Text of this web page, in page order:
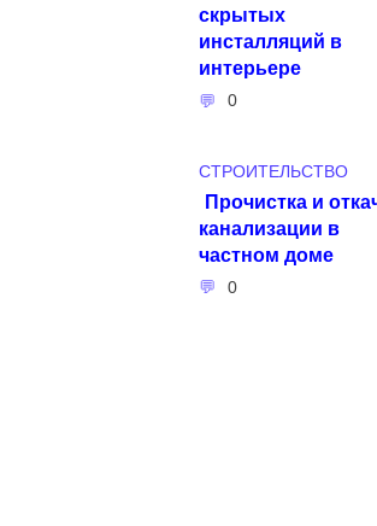
скрытых
инсталляций в
интерьере
0
СТРОИТЕЛЬСТВО
Прочистка и
канализации в
частном доме
0